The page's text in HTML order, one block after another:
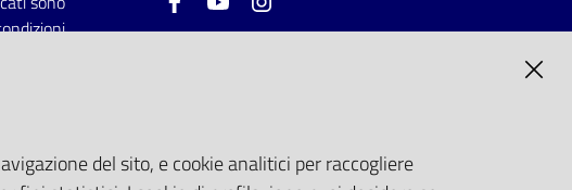
del sito, e cookie analitici per raccogliere